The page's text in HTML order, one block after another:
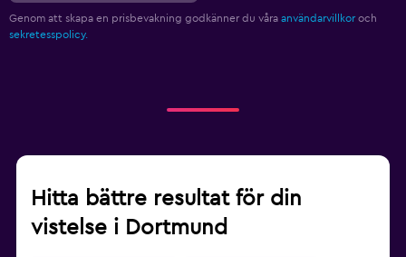
Genom att skapa en prisbevakning godkänner du våra användarvillkor och
sekretesspolicy.
Hitta bättre resultat för din
vistelse i Dortmund